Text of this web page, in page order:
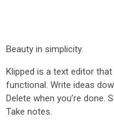
Beauty in simplicity.
Klipped is a text editor
functional. Write ideas
Delete when you’re done.
Take notes.